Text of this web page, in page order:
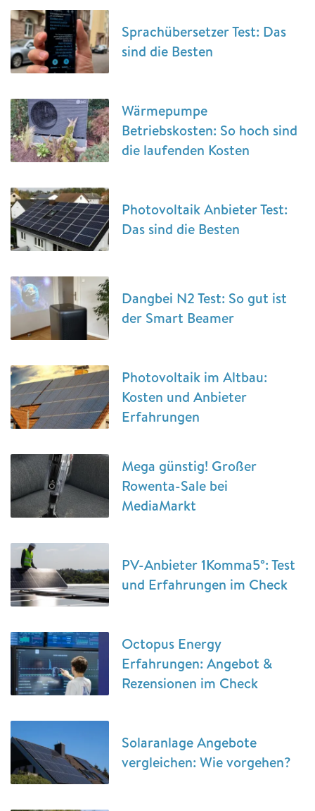
Sprachübersetzer Test: Das
sind die Besten
Wärmepumpe
Betriebskosten: So hoch sind
die laufenden Kosten
Photovoltaik Anbieter Test:
Das sind die Besten
Dangbei N2 Test: So gut ist
der Smart Beamer
Photovoltaik im Altbau:
Kosten und Anbieter
Erfahrungen
Mega günstig! Großer
Rowenta-Sale bei
MediaMarkt
PV-Anbieter 1Komma5°: Test
und Erfahrungen im Check
Octopus Energy
Erfahrungen: Angebot &
Rezensionen im Check
Solaranlage Angebote
vergleichen: Wie vorgehen?